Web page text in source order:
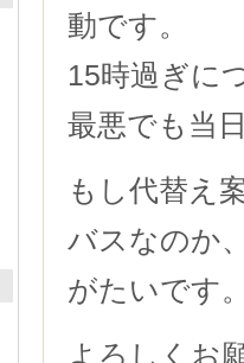
動です。
15時過ぎに
最悪でも当
もし代替え
バスなのか
がたいです
よろしくお